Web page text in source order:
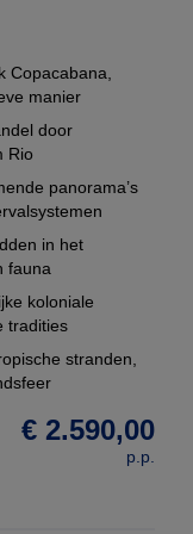
eenvolledig
geen
met
en
Copacabana,
manier
door
Rio
panorama’s
in het
fauna
koloniale
tradities
stranden,
€ 2.590,00
p.p.